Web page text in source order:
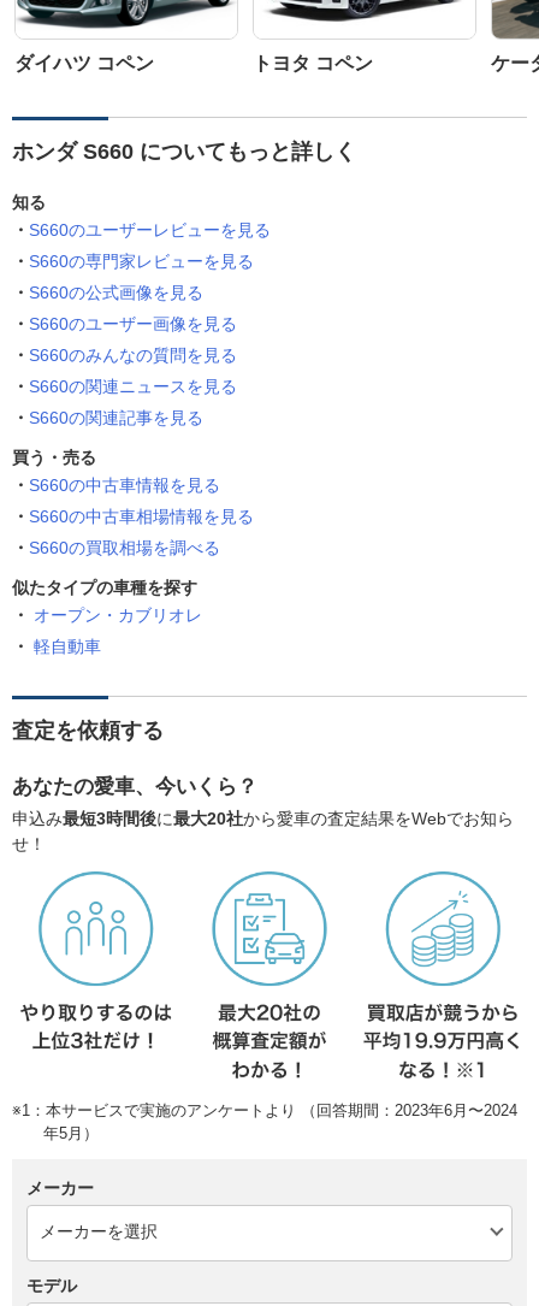
ダイハツ コペン トヨタ コペン ケー
ホンダ S660 についてもっと詳しく
知る
S660のユーザーレビューを見る
S660の専門家レビューを見る
S660の公式画像を見る
S660のユーザー画像を見る
S660のみんなの質問を見る
S660の関連ニュースを見る
S660の関連記事を見る
買う・売る
S660の中古車情報を見る
S660の中古車相場情報を見る
S660の買取相場を調べる
似たタイプの車種を探す
オープン・カブリオレ
軽自動車
査定を依頼する
あなたの愛車、今いくら？
申込み最短3時間後に最大20社から愛車の査定結果をWebでお知ら
せ！
※1：本サービスで実施のアンケートより （回答期間：2023年6月〜2024
年5月）
メーカー
モデル